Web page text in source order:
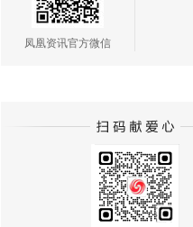
凤凰资讯官方微信